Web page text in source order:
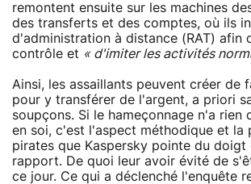
remontent ensuite sur les machines
des transferts et des comptes, où ils
d'administration à distance (RAT) afin
contrôle et « d'imiter les activités
Ainsi, les assaillants peuvent créer de
pour y transférer de l'argent, a priori
soupçons. Si le hameçonnage n'a rien
en soi, c'est l'aspect méthodique et la
pirates que Kaspersky pointe du doigt
rapport. De quoi leur avoir évité de
ce jour. Ce qui a déclenché l'enquête